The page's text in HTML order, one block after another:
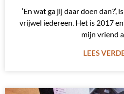
‘En wat ga jij daar doen dan?’,
vrijwel iedereen. Het is 2017
mijn vriend
LEES